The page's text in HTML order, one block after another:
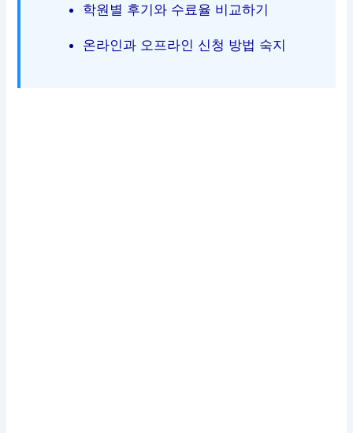
학원별 후기와 수료율 비교하기
온라인과 오프라인 신청 방법 숙지